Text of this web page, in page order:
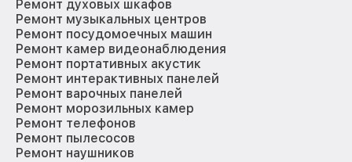
Ремонт духовых шкафов
Ремонт музыкальных центров
Ремонт посудомоечных машин
Ремонт камер видеонаблюдения
Ремонт портативных акустик
Ремонт интерактивных панелей
Ремонт варочных панелей
Ремонт морозильных камер
Ремонт телефонов
Ремонт пылесосов
Ремонт наушников